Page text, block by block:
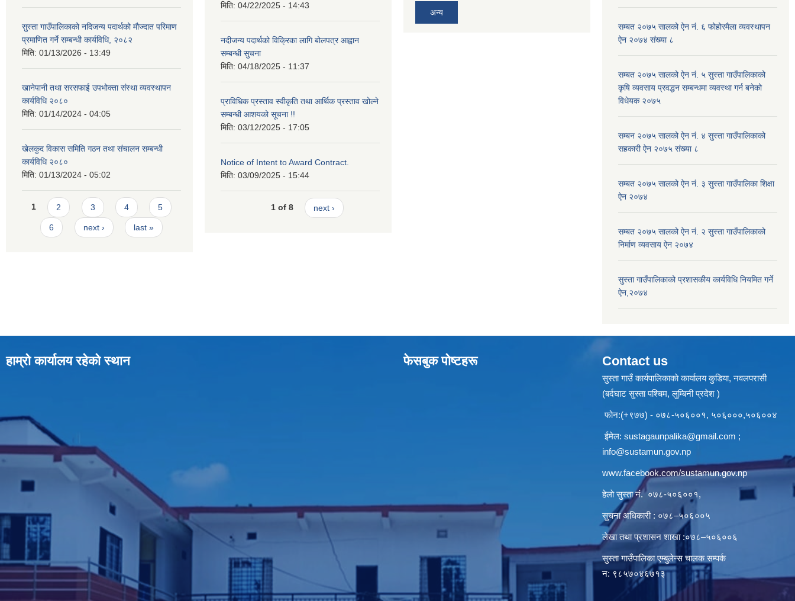
सुस्ता गाउँपालिकाको नदिजन्य पदार्थको मौज्दात परिमाण
प्रमाणित गर्ने सम्बन्धी कार्यविधि, २०८२
मिति: 01/13/2026 - 13:49
खानेपानी तथा सरसफाई उपभोक्ता संस्था व्यवस्थापन
कार्यविधि २०८०
मिति: 01/14/2024 - 04:05
खेलकुद विकास समिति गठन तथा संचालन सम्बन्धी
कार्यविधि २०८०
मिति: 01/13/2024 - 05:02
Pages
1 2 3 4 5
6 next › last »
मिति: 04/22/2025 - 14:43
नदीजन्य पदार्थको विक्रिका लागि बोलपत्र आह्वान
सम्बन्धी सुचना
मिति: 04/18/2025 - 11:37
प्राविधिक प्रस्ताव स्वीकृति तथा आर्थिक प्रस्ताव खोल्ने
सम्बन्धी आशयको सूचना !!
मिति: 03/12/2025 - 17:05
Notice of Intent to Award Contract.
मिति: 03/09/2025 - 15:44
1 of 8 next ›
अन्य
सम्बत २०७५ सालको ऐन नं. ६ फोहोरमैला व्यवस्थापन
ऐन २०७४ संख्या ८
सम्बत २०७५ सालको ऐन नं. ५ सुस्ता गाउँपालिकाको
कृषि व्यवसाय प्रवद्धन सम्बन्धमा व्यवस्था गर्न बनेको
विधेयक २०७५
सम्बन २०७५ सालको ऐन नं. ४ सुस्ता गाउँपालिकाको
सहकारी ऐन २०७५ संख्या ८
सम्बत २०७५ सालको ऐन नं. ३ सुस्ता गाउँपालिका शिक्षा
ऐन २०७४
सम्बत २०७५ सालको ऐन नं. २ सुस्ता गाउँपालिकाको
निर्माण व्यवसाय ऐन २०७४
सुस्ता गाउँपालिकाको प्रशासकीय कार्यविधि नियमित गर्ने
ऐन,२०७४
हाम्रो कार्यालय रहेको स्थान फेसबुक पाेष्टहरू Contact us
सुस्ता गाउँ कार्यपालिकाकाे कार्यालय कुडिया, नवलपरासी
(बर्दघाट सुस्ता पश्चिम, लुम्बिनी प्रदेश )
फोन:(+९७७) - ०७८-५०६००१, ५०६०००,५०६००४
ईमेल: sustagaunpalika@gmail.com ;
info@sustamun.gov.np
www.facebook.com/sustamun.gov.np
हेलाे सुस्ता नं.०७८-५०६००१,
सुचना अधिकारी : ०७८–५०६००५
लेखा तथा प्रशासन शाखा :०७८–५०६००६
सुस्ता गाउँपालिका एम्बुलेन्स चालक सम्पर्क
न‌‍: ९८५७०४६७१३